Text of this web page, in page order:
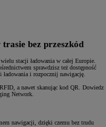
bez przeszkód
stacji ładowania w całej Europie.
sprawdzisz też dostępność
i rozpocznij nawigację.
a nawet skanując kod QR. Dowiedz
Network.
nawigacji, dzięki czemu bez trudu